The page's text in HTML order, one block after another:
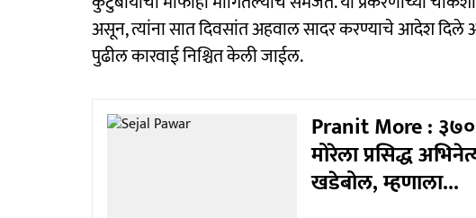
असून, त्यांना सात दिवसांत अहवाल सादर करण्याचे आदेश दिले
पुढील कारवाई निश्चित केली जाईल.
Pranit More : ३७०
मोरेला प्रसिद्ध
खडेबोल, म्हणाला...